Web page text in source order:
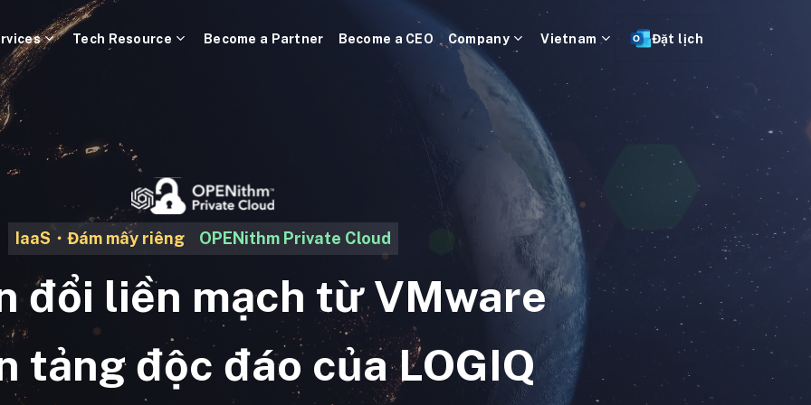
Tech Resource Become a Partner Become a CEO Company Vietnam Đặt lịch
IaaS・Đám mây riêng OPENithm Private Cloud
đổi liền mạch từ VMware
tảng độc đáo của LOGIQ